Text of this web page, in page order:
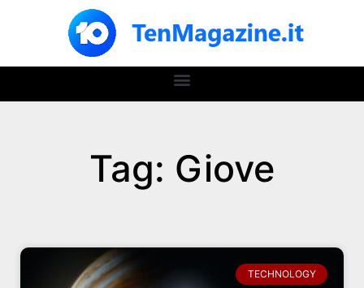
Tag: Giove
TECHNOLOGY